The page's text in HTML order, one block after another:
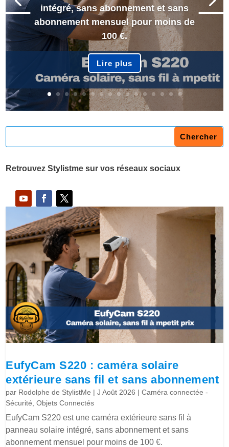
intégré, sans abonnement et sans
abonnement mensuel pour moins de
100 €.
Lire plus
Retrouvez Stylistme sur vos réseaux sociaux
EufyCam S220 : caméra solaire
extérieure sans fil et sans abonnement
par Rodolphe de StylistMe |J Août 2026 |Caméra connectée -
Sécurité ,Objets Connectés
EufyCam S220 est une caméra extérieure sans fil à
panneau solaire intégré, sans abonnement et sans
abonnement mensuel pour moins de 100 €.